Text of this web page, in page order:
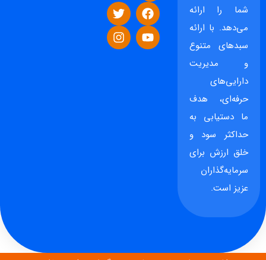
شما را ارائه
می‌دهد. با ارائه
سبدهای متنوع
و مدیریت
دارایی‌های
حرفه‌ای، هدف
ما دستیابی به
حداکثر سود و
خلق ارزش برای
سرمایه‌گذاران
عزیز است.